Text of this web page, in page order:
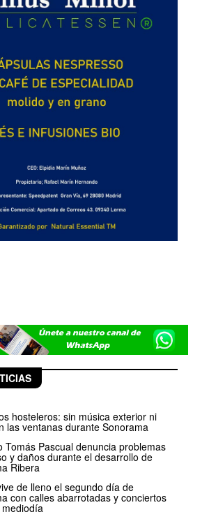
hosteleros: sin música exterior ni
las ventanas durante Sonorama
Tomás Pascual denuncia problemas
y daños durante el desarrollo de
Ribera
de lleno el segundo día de
con calles abarrotadas y conciertos